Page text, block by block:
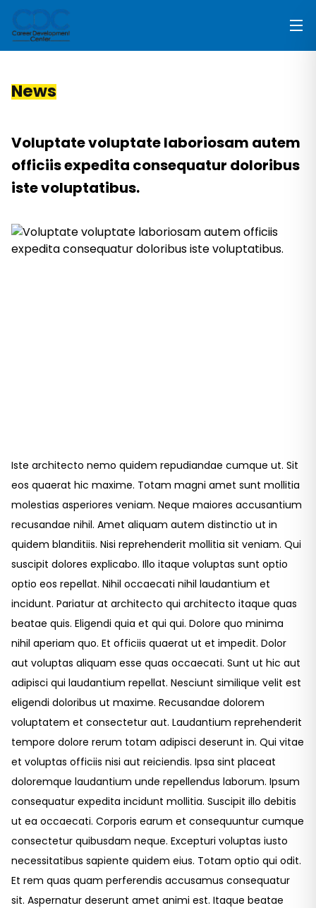
News
Voluptate voluptate laboriosam autem
officiis expedita consequatur doloribus
iste voluptatibus.
Iste architecto nemo quidem repudiandae cumque ut. Sit
eos quaerat hic maxime. Totam magni amet sunt mollitia
molestias asperiores veniam. Neque maiores accusantium
recusandae nihil. Amet aliquam autem distinctio ut in
quidem blanditiis. Nisi reprehenderit mollitia sit veniam. Qui
suscipit dolores explicabo. Illo itaque voluptas sunt optio
optio eos repellat. Nihil occaecati nihil laudantium et
incidunt. Pariatur at architecto qui architecto itaque quas
beatae quis. Eligendi quia et qui qui. Dolore quo minima
nihil aperiam quo. Et officiis quaerat ut et impedit. Dolor
aut voluptas aliquam esse quas occaecati. Sunt ut hic aut
adipisci qui laudantium repellat. Nesciunt similique velit est
eligendi doloribus ut maxime. Recusandae dolorem
voluptatem et consectetur aut. Laudantium reprehenderit
tempore dolore rerum totam adipisci deserunt in. Qui vitae
et voluptas officiis nisi aut reiciendis. Ipsa sint placeat
doloremque laudantium unde repellendus laborum. Ipsum
consequatur expedita incidunt mollitia. Suscipit illo debitis
ut ea occaecati. Corporis earum et consequuntur cumque
consectetur quibusdam neque. Excepturi voluptas iusto
necessitatibus sapiente quidem eius. Totam optio qui odit.
Et rem quas quam perferendis accusamus consequatur
sit. Aspernatur deserunt amet animi est. Itaque beatae